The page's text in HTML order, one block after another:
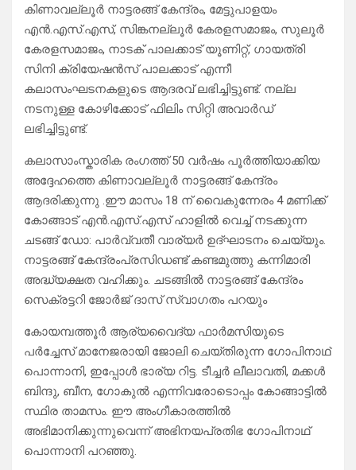
കിണാവല്ലൂർ നാട്ടരങ്ങ് കേന്ദ്രം, മേട്ടുപാളയം
എൻ.എസ്.എസ്, സിങ്കനല്ലൂർ കേരളസമാജം, സുലൂർ
കേരളസമാജം, നാടക് പാലക്കാട് യൂണിറ്റ്, ഗായത്രി
സിനി ക്രിയേഷൻസ് പാലക്കാട് എന്നീ
കലാസംഘടനകളുടെ ആദരവ് ലഭിച്ചിട്ടുണ്ട്. നല്ല
നടനുള്ള കോഴിക്കോട് ഫിലിം സിറ്റി അവാർഡ്
ലഭിച്ചിട്ടുണ്ട്.
കലാസാംസ്കാരിക രംഗത്ത് 50 വർഷം പൂർത്തിയാക്കിയ
അദ്ദേഹത്തെ കിണാവല്ലൂർ നാട്ടരങ്ങ് കേന്ദ്രം
ആദരിക്കുന്നു .ഈ മാസം 18 ന് വൈകുന്നേരം 4 മണിക്ക്
കോങ്ങാട് എൻ.എസ്.എസ് ഹാളിൽ വെച്ച് നടക്കുന്ന
ചടങ്ങ് ഡോ: പാർവ്വതീ വാര്യർ ഉദ്ഘാടനം ചെയ്യും.
നാട്ടരങ്ങ് കേന്ദ്രംപ്രസിഡണ്ട് കണ്ടമുത്തു കന്നിമാരി
അദ്ധ്യക്ഷത വഹിക്കും. ചടങ്ങിൽ നാട്ടരങ്ങ് കേന്ദ്രം
സെക്രട്ടറി ജോർജ് ദാസ് സ്വാഗതം പറയും
കോയമ്പത്തൂർ ആര്യവൈദ്യ ഫാർമസിയുടെ
പർച്ചേസ് മാനേജരായി ജോലി ചെയ്തിരുന്ന ഗോപിനാഥ്
പൊന്നാനി, ഇപ്പോൾ ഭാര്യ റിട്ട. ടീച്ചർ ലീലാവതി, മക്കൾ
ബിന്ദു, ബീന, ഗോകുൽ എന്നിവരോടൊപ്പം കോങ്ങാട്ടിൽ
സ്ഥിര താമസം. ഈ അംഗീകാരത്തിൽ
അഭിമാനിക്കുന്നുവെന്ന് അഭിനയപ്രതിഭ ഗോപിനാഥ്
പൊന്നാനി പറഞ്ഞു.